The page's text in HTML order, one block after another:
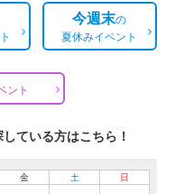
今週末の
夏休みイベント
ント
ている方はこちら！
金 土 日